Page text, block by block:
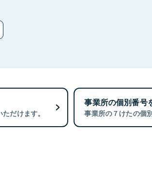
だけます。
事業所の個別番号
事業所の７けたの個